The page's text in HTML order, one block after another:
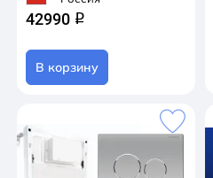
Close (микролифт)
42990 q
В корзину